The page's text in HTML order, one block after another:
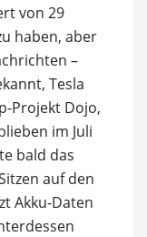
von 29
haben, aber
–
Tesla
Projekt Dojo,
im Juli
bald das
auf den
Akku-Daten